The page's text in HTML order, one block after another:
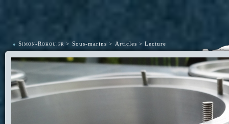
• Simon-Rohou.fr Sous-marins Articles Lecture